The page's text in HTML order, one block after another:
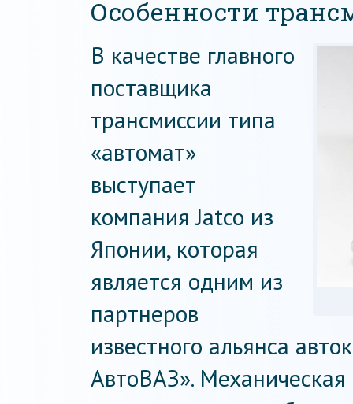
Особенности
В качестве главного
поставщика
трансмиссии типа
«автомат»
выступает
компания Jatco из
Японии, которая
является одним из
партнеров
известного альянса
АвтоВАЗ».